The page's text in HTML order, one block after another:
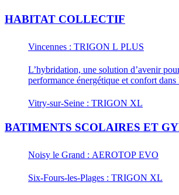
HABITAT COLLECTIF
Vincennes : TRIGON L PLUS
L’hybridation, une solution d’avenir
performance énergétique et confort
Vitry-sur-Seine : TRIGON XL
BATIMENTS SCOLAIRES ET
Noisy le Grand : AEROTOP EVO
Six-Fours-les-Plages : TRIGON XL